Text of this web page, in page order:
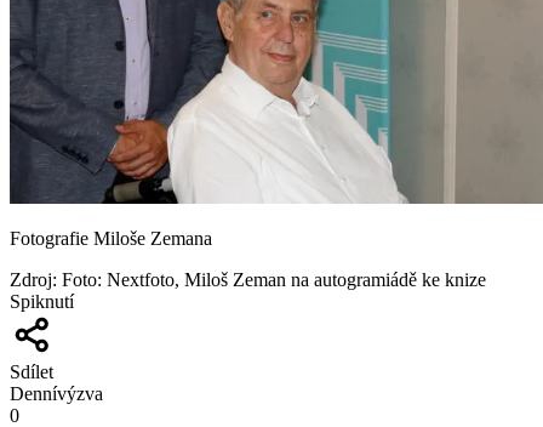
Fotografie Miloše Zemana
Zdroj: Foto: Nextfoto, Miloš Zeman na autogramiádě ke knize
Spiknutí
Sdílet
Dennívýzva
0